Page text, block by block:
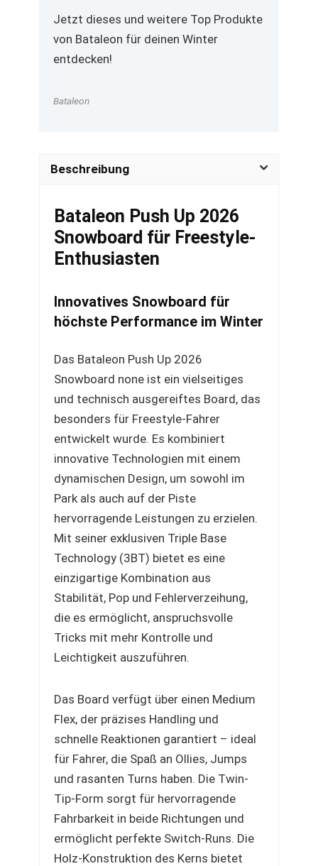
Jetzt dieses und weitere Top Produkte
von Bataleon für deinen Winter
entdecken!
Bataleon
Beschreibung
Bataleon Push Up 2026
Snowboard für Freestyle-
Enthusiasten
Innovatives Snowboard für
höchste Performance im Winter
Das Bataleon Push Up 2026
Snowboard none ist ein vielseitiges
und technisch ausgereiftes Board, das
besonders für Freestyle-Fahrer
entwickelt wurde. Es kombiniert
innovative Technologien mit einem
dynamischen Design, um sowohl im
Park als auch auf der Piste
hervorragende Leistungen zu erzielen.
Mit seiner exklusiven Triple Base
Technology (3BT) bietet es eine
einzigartige Kombination aus
Stabilität, Pop und Fehlerverzeihung,
die es ermöglicht, anspruchsvolle
Tricks mit mehr Kontrolle und
Leichtigkeit auszuführen.
Das Board verfügt über einen Medium
Flex, der präzises Handling und
schnelle Reaktionen garantiert – ideal
für Fahrer, die Spaß an Ollies, Jumps
und rasanten Turns haben. Die Twin-
Tip-Form sorgt für hervorragende
Fahrbarkeit in beide Richtungen und
ermöglicht perfekte Switch-Runs. Die
Holz-Konstruktion des Kerns bietet